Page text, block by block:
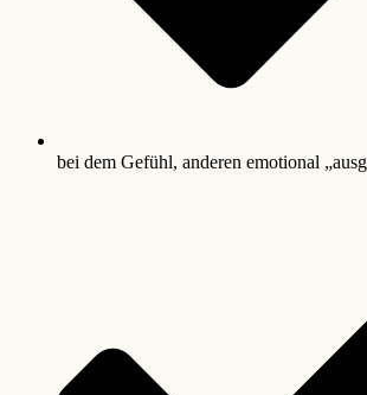
bei dem Gefühl, anderen emotional